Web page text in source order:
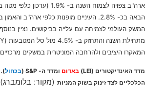
הבאה בכ- 2.8%. העיניים מופנות כלפי ארה"ב
המשק העולמי לצמיחה עם עלייה בביקושים. נציין
המאקרו היציבים ולהרחבה המוניטרית במשקים
מדד האינדיקטורים (LEI) באדום ומדד ה- S&P ( בכחול).
הכלכליים לצד זינוק בשוק המניות (מקור: בלומברג)